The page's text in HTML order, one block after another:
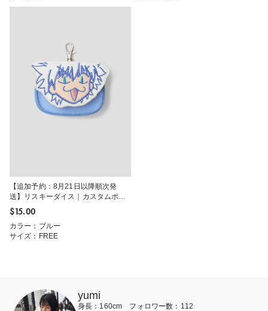
【追加予約：8月21日以降順次発
送】リスキーダイス｜カスタムポー
チ
$‌15.00
カラー：ブルー
サイズ：FREE
yumi
身長：160cm フォロワー数：112